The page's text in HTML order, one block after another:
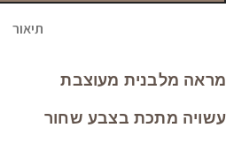
תיאור
מראה מלבנית מעוצבת
עשויה מתכת בצבע שחור